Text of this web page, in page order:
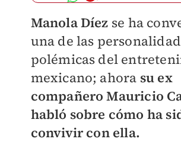
Manola Díez se ha
una de las
polémicas del
mexicano; ahora su ex
compañero Mauricio
habló sobre cómo ha
convivir con ella.